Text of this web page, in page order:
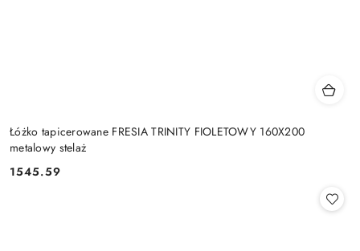
Łóżko tapicerowane FRESIA TRINITY FIOLETOWY 160X200
metalowy stelaż
Cena:
1545.59